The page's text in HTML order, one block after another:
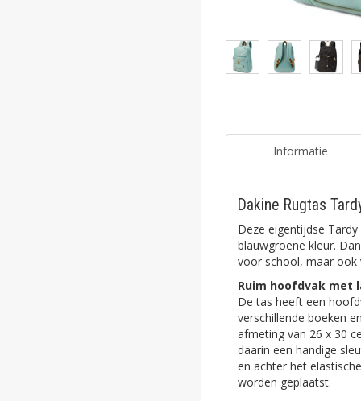
Informatie
Dakine Rugtas
Deze eigentijdse Tardy
blauwgroene kleur.
voor school, maar ook
Ruim hoofdvak met
De tas heeft een
verschillende boeken
afmeting van 26 x 30
daarin een handige
en achter het
worden geplaatst.